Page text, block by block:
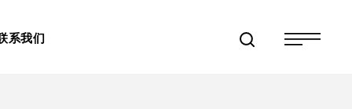
系我们